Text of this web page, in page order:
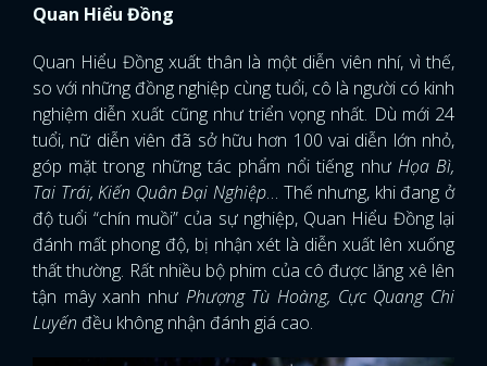
Quan Hiểu Đồng
Quan Hiểu Đồng xuất thân là một diễn viên nhí, vì thế,
so với những đồng nghiệp cùng tuổi, cô là người có kinh
nghiệm diễn xuất cũng như triển vọng nhất. Dù mới 24
tuổi, nữ diễn viên đã sở hữu hơn 100 vai diễn lớn nhỏ,
góp mặt trong những tác phẩm nổi tiếng như Họa Bì,
Tai Trái, Kiến Quân Đại Nghiệp… Thế nhưng, khi đang ở
độ tuổi “chín muồi” của sự nghiệp, Quan Hiểu Đồng lại
đánh mất phong độ, bị nhận xét là diễn xuất lên xuống
thất thường. Rất nhiều bộ phim của cô được lăng xê lên
tận mây xanh như Phượng Tù Hoàng, Cực Quang Chi
Luyến đều không nhận đánh giá cao.